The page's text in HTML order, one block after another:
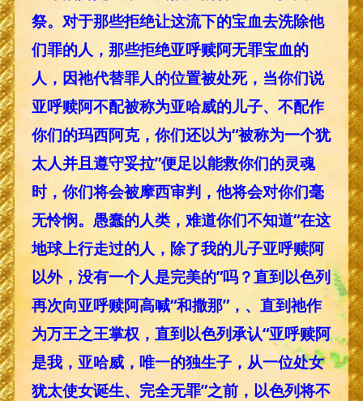
祭。对于那些拒绝让这流下的宝血去洗除他
们罪的人，那些拒绝亚呼赎阿无罪宝血的
人，因祂代替罪人的位置被处死，当你们说
亚呼赎阿不配被称为亚哈威的儿子、不配作
你们的玛西阿克，你们还以为“被称为一个犹
太人并且遵守妥拉”便足以能救你们的灵魂
时，你们将会被摩西审判，他将会对你们毫
无怜悯。愚蠢的人类，难道你们不知道“在这
地球上行走过的人，除了我的儿子亚呼赎阿
以外，没有一个人是完美的”吗？直到以色列
再次向亚呼赎阿高喊“和撒那”，、直到祂作
为万王之王掌权，直到以色列承认“亚呼赎阿
是我，亚哈威，唯一的独生子，从一位处女
犹太使女诞生、完全无罪”之前，以色列将不